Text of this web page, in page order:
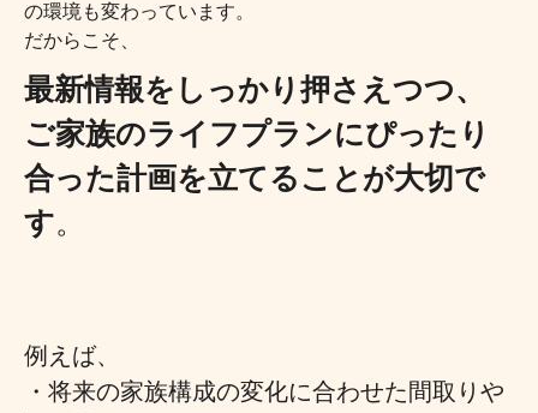
の環境も変わっています。
だからこそ、
最新情報をしっかり押さえつつ、
ご家族のライフプランにぴったり
合った計画を立てることが大切で
す。
例えば、
・将来の家族構成の変化に合わせた間取りや